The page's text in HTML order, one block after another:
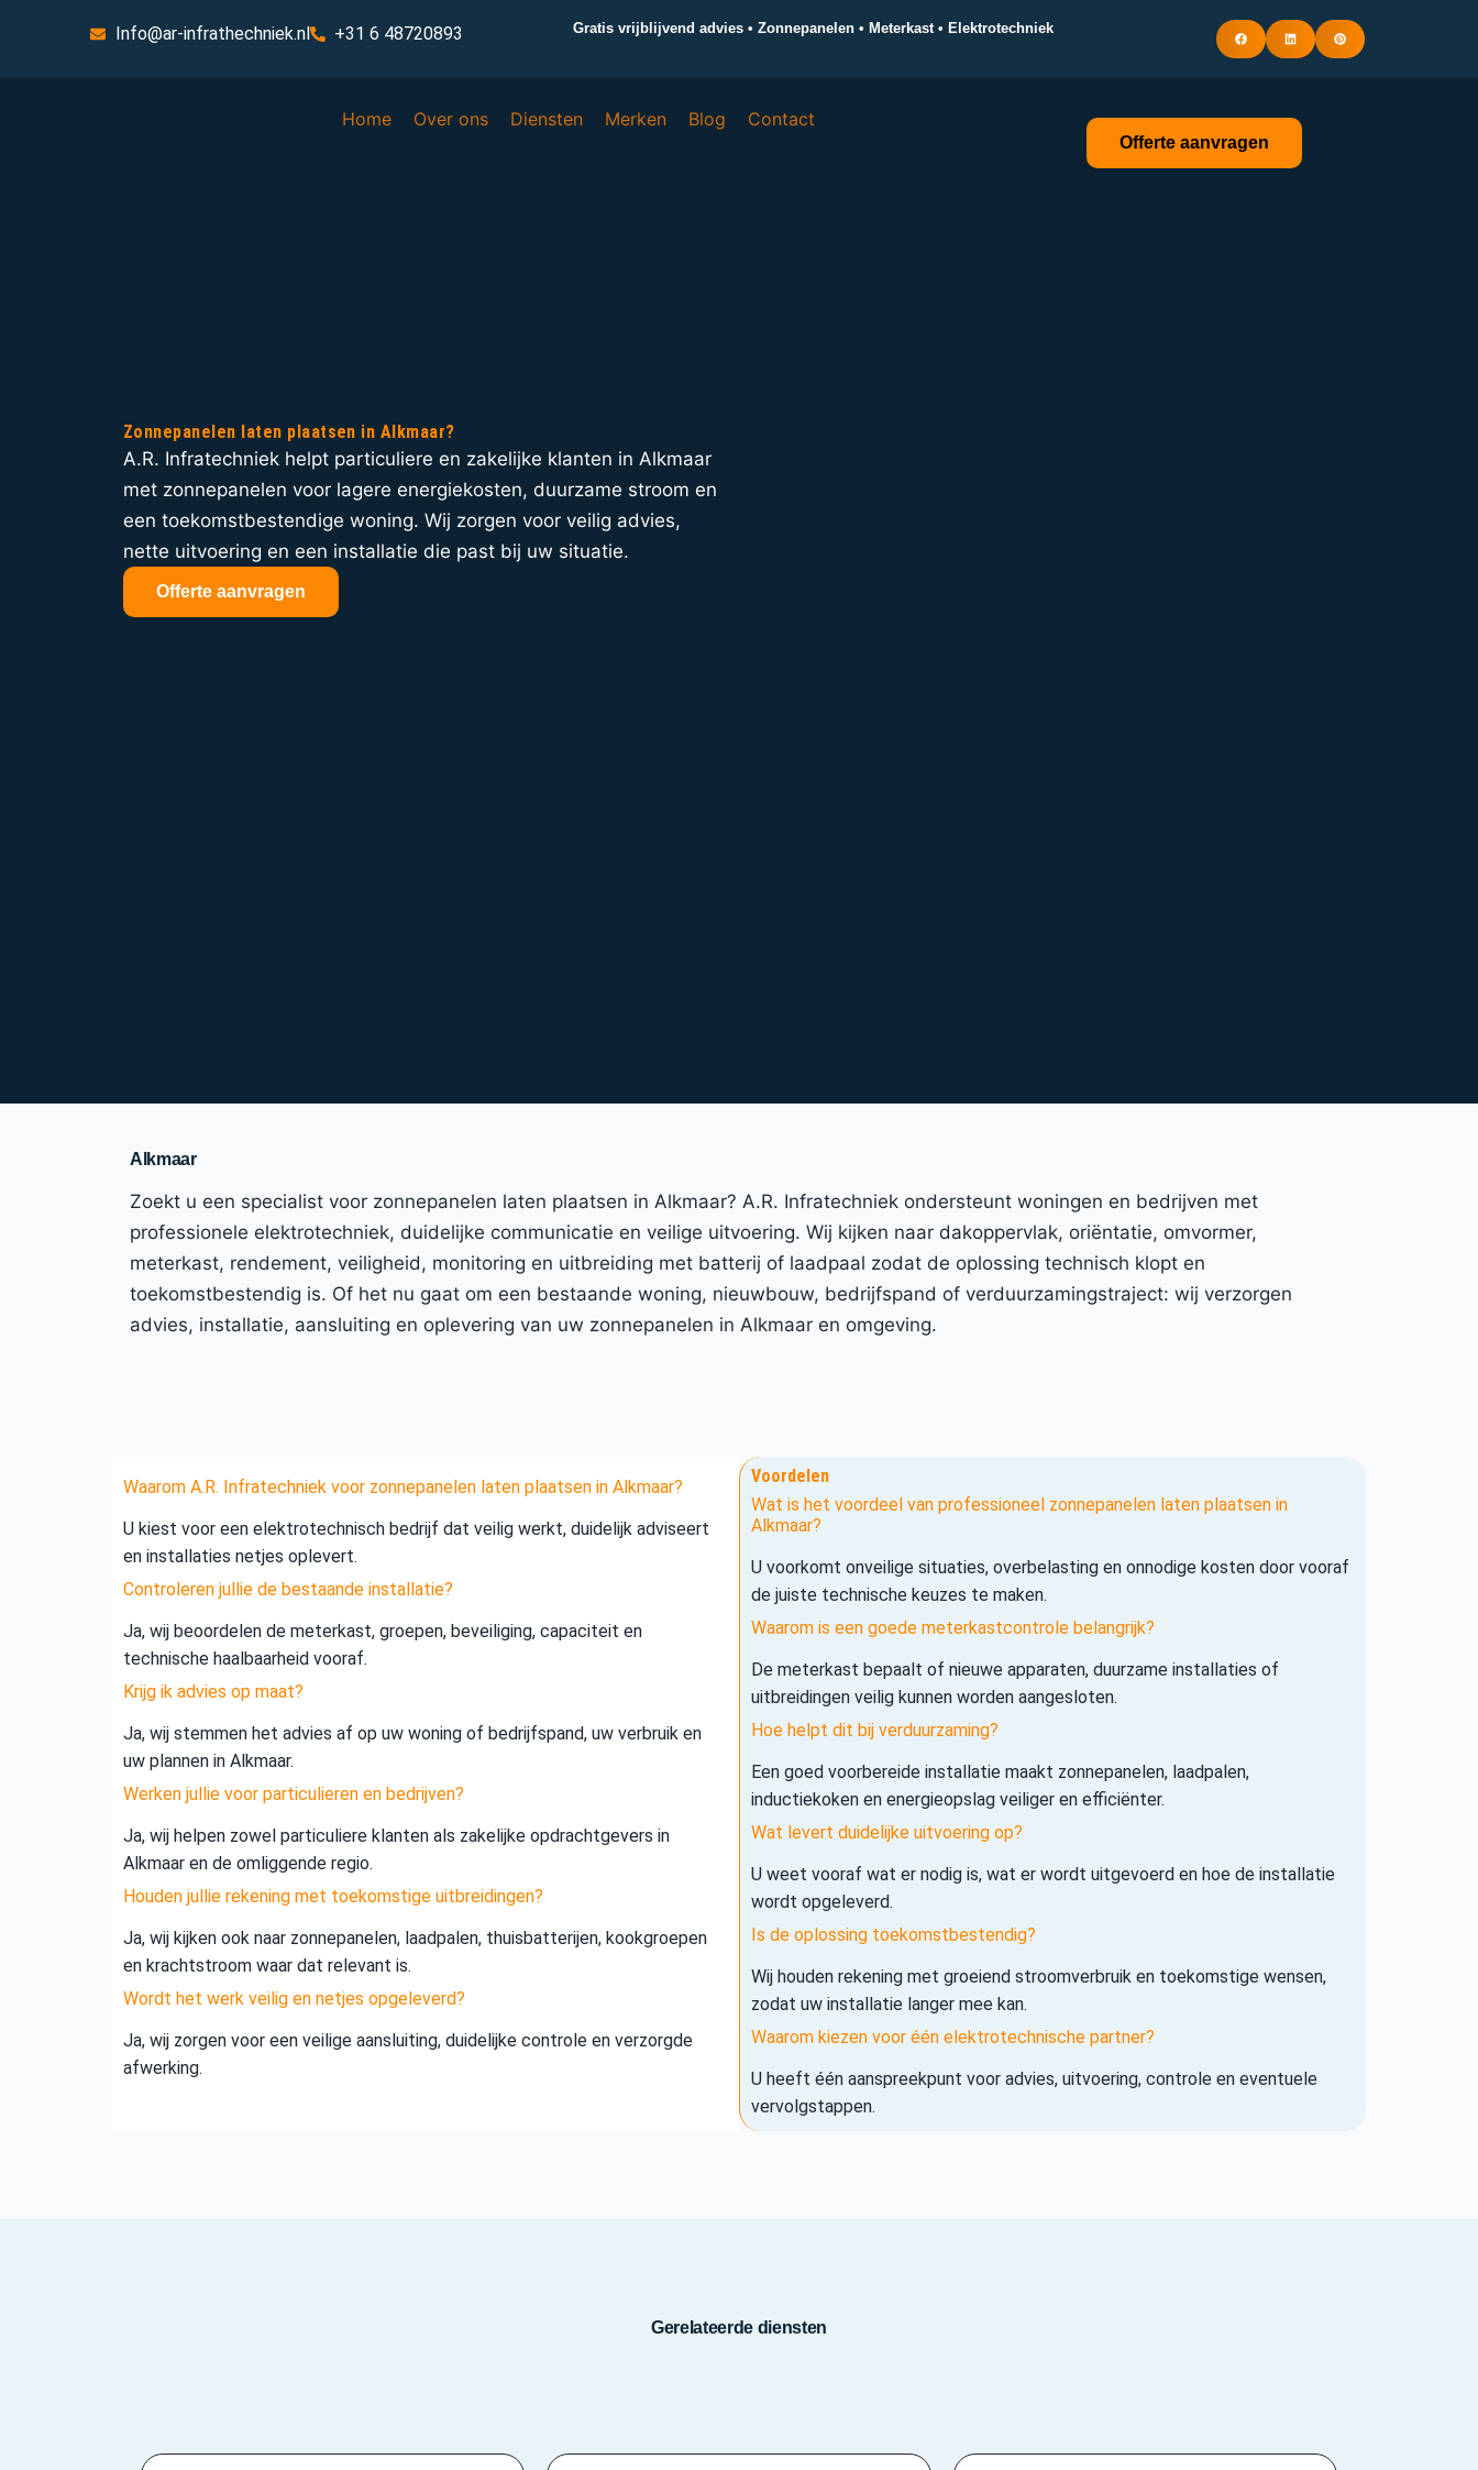
Info@ar-infrathechniek.nl +31 6 48720893 Gratis vrijblijvend advies • Zonnepanelen • Meterkast • Elektrotechniek
Home Over ons Diensten Merken Blog Contact
Offerte aanvragen
Zonnepanelen laten plaatsen in Alkmaar?
A.R. Infratechniek helpt particuliere en zakelijke klanten in Alkmaar
met zonnepanelen voor lagere energiekosten, duurzame stroom en
een toekomstbestendige woning. Wij zorgen voor veilig advies,
nette uitvoering en een installatie die past bij uw situatie.
Offerte aanvragen
Alkmaar
Zoekt u een specialist voor zonnepanelen laten plaatsen in Alkmaar? A.R. Infratechniek ondersteunt woningen en bedrijven met
professionele elektrotechniek, duidelijke communicatie en veilige uitvoering. Wij kijken naar dakoppervlak, oriëntatie, omvormer,
meterkast, rendement, veiligheid, monitoring en uitbreiding met batterij of laadpaal zodat de oplossing technisch klopt en
toekomstbestendig is. Of het nu gaat om een bestaande woning, nieuwbouw, bedrijfspand of verduurzamingstraject: wij verzorgen
advies, installatie, aansluiting en oplevering van uw zonnepanelen in Alkmaar en omgeving.
Waarom A.R. Infratechniek voor zonnepanelen laten plaatsen in Alkmaar?
U kiest voor een elektrotechnisch bedrijf dat veilig werkt, duidelijk adviseert
en installaties netjes oplevert.
Controleren jullie de bestaande installatie?
Ja, wij beoordelen de meterkast, groepen, beveiliging, capaciteit en
technische haalbaarheid vooraf.
Krijg ik advies op maat?
Ja, wij stemmen het advies af op uw woning of bedrijfspand, uw verbruik en
uw plannen in Alkmaar.
Werken jullie voor particulieren en bedrijven?
Ja, wij helpen zowel particuliere klanten als zakelijke opdrachtgevers in
Alkmaar en de omliggende regio.
Houden jullie rekening met toekomstige uitbreidingen?
Ja, wij kijken ook naar zonnepanelen, laadpalen, thuisbatterijen, kookgroepen
en krachtstroom waar dat relevant is.
Wordt het werk veilig en netjes opgeleverd?
Ja, wij zorgen voor een veilige aansluiting, duidelijke controle en verzorgde
afwerking.
Voordelen
Wat is het voordeel van professioneel zonnepanelen laten plaatsen in
Alkmaar?
U voorkomt onveilige situaties, overbelasting en onnodige kosten door vooraf
de juiste technische keuzes te maken.
Waarom is een goede meterkastcontrole belangrijk?
De meterkast bepaalt of nieuwe apparaten, duurzame installaties of
uitbreidingen veilig kunnen worden aangesloten.
Hoe helpt dit bij verduurzaming?
Een goed voorbereide installatie maakt zonnepanelen, laadpalen,
inductiekoken en energieopslag veiliger en efficiënter.
Wat levert duidelijke uitvoering op?
U weet vooraf wat er nodig is, wat er wordt uitgevoerd en hoe de installatie
wordt opgeleverd.
Is de oplossing toekomstbestendig?
Wij houden rekening met groeiend stroomverbruik en toekomstige wensen,
zodat uw installatie langer mee kan.
Waarom kiezen voor één elektrotechnische partner?
U heeft één aanspreekpunt voor advies, uitvoering, controle en eventuele
vervolgstappen.
Gerelateerde diensten